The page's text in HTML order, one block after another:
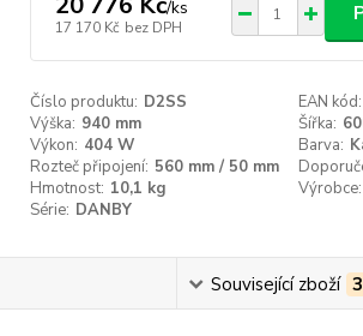
/ks
17 170 Kč bez DPH
Číslo produktu: D2SS EAN kód:
Výška: 940 mm Šířka:
Výkon: 404 W Barva:
Rozteč připojení: 560 mm / 50 mm
Hmotnost: 10,1 kg Výrobce:
Série: DANBY
Související zboží 3